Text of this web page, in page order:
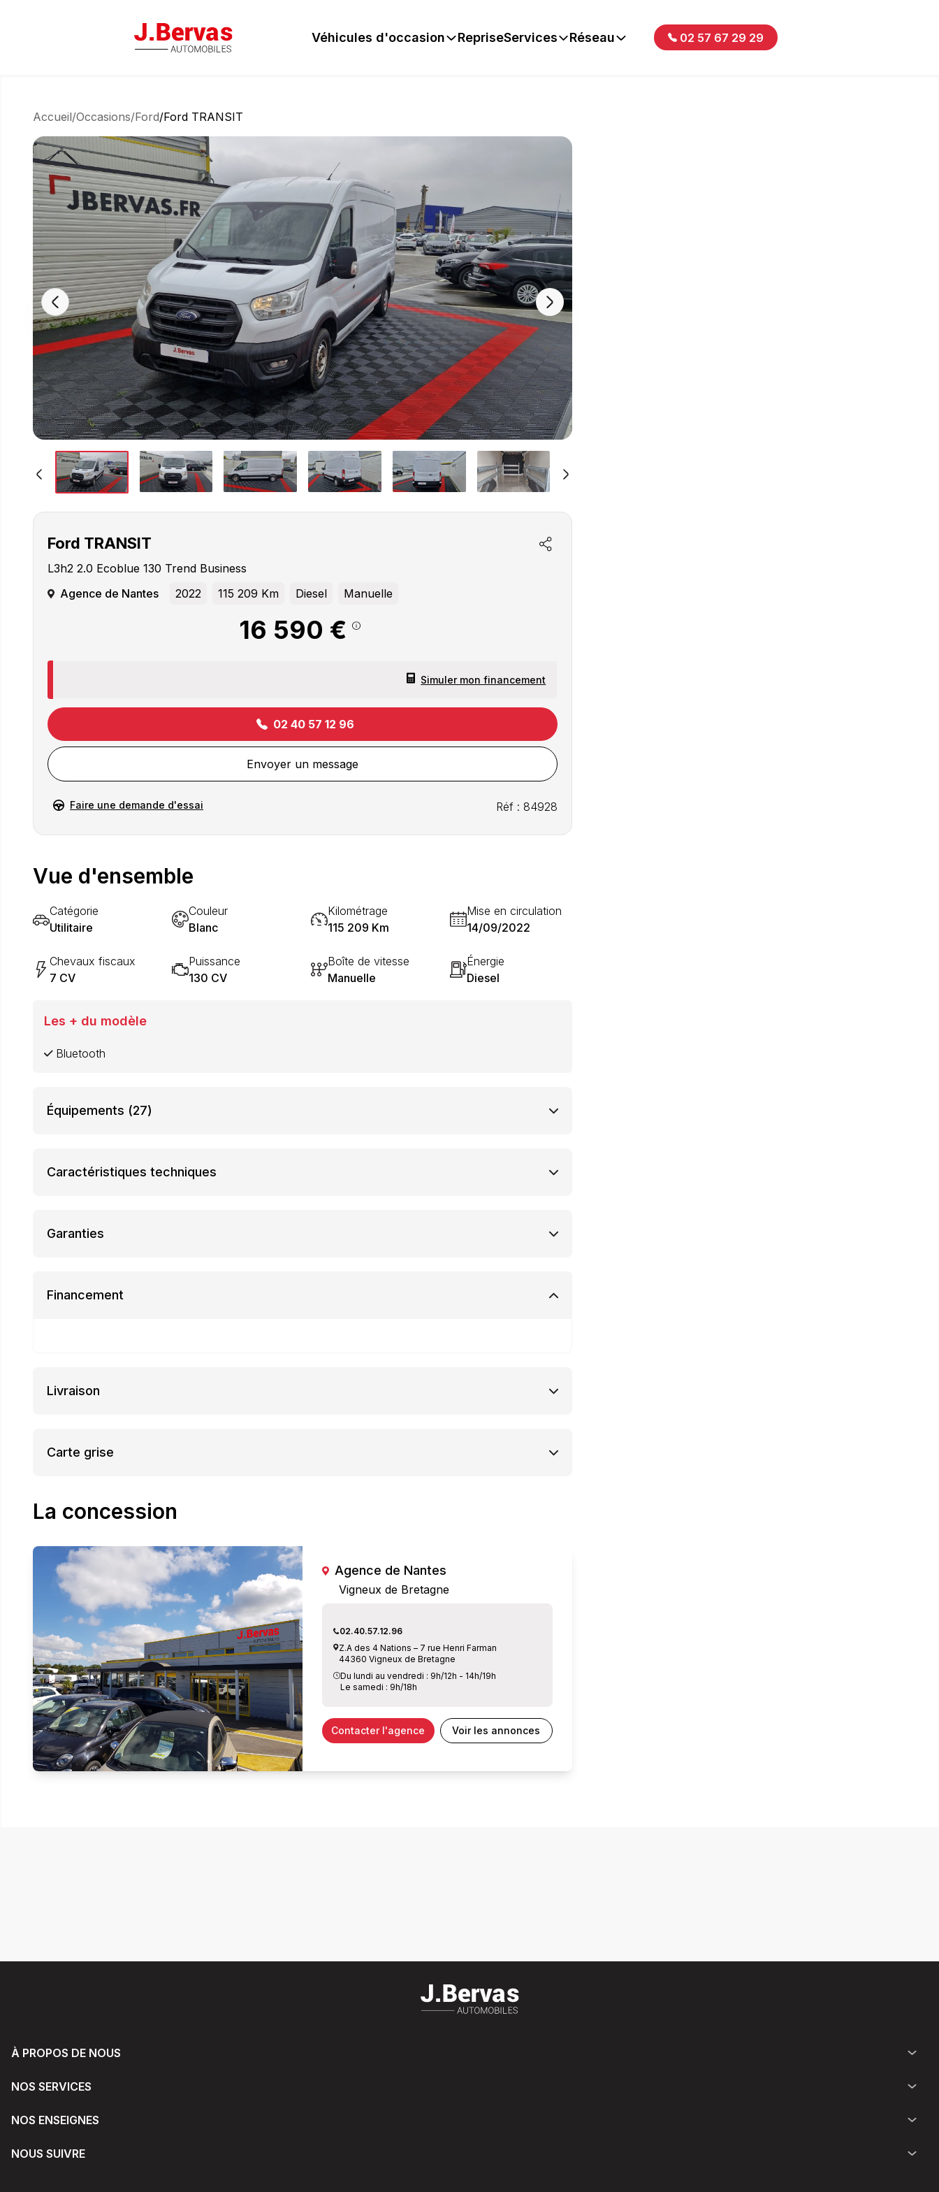
J.Bervas Véhicules d'occasion RepriseServices Réseau 02 57 67 29 29
Accueil/Occasions/Ford/Ford TRANSIT
Ford TRANSIT
L3h2 2.0 Ecoblue 130 Trend Business
Agence de Nantes
2022 115 209 Km Diesel Manuelle
16 590 €
Simuler mon financement
02 40 57 12 96
Envoyer un message
Faire une demande d'essai Réf : 84928
Vue d'ensemble
Catégorie
Utilitaire
Couleur
Blanc
Kilométrage
115 209 Km
Mise en circulation
14/09/2022
Chevaux fiscaux
7 CV
Puissance
130 CV
Boîte de vitesse
Manuelle
Énergie
Diesel
Les + du modèle
Bluetooth
Équipements (27)
Caractéristiques techniques
Garanties
Financement
Livraison
Carte grise
La concession
Agence de Nantes
Vigneux de Bretagne
02.40.57.12.96
Z.A des 4 Nations – 7 rue Henri Farman
44360 Vigneux de Bretagne
Du lundi au vendredi : 9h/12h - 14h/19h
Le samedi : 9h/18h
Contacter l'agence Voir les annonces
À PROPOS DE NOUS
NOS SERVICES
NOS ENSEIGNES
NOUS SUIVRE